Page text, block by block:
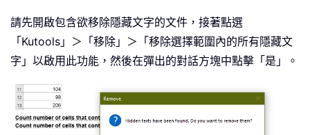
請先開啟包含欲移除隱藏文字的文件，接著點選
「Kutools」＞「移除」＞「移除選擇範圍內的所有隱藏文
字」以啟用此功能，然後在彈出的對話方塊中點擊「是」。